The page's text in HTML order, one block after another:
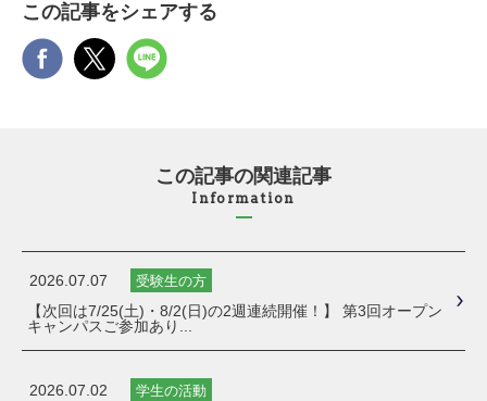
この記事をシェアする
この記事の関連記事
Information
2026.07.07 受験生の方
【次回は7/25(土)・8/2(日)の2週連続開催！】 第3回オープン
キャンパスご参加あり...
2026.07.02 学生の活動